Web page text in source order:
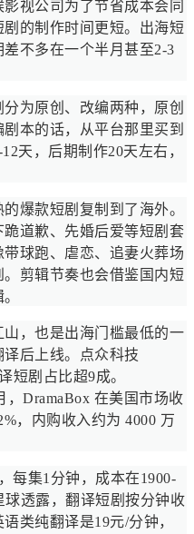
视公司为了节省成本会同
的制作时间更短。出海短
不多在一个半月甚至2-3
为原创、改编两种，原创
本的话，从平台那里买到
天，后期制作20天左右，
爆款短剧复制到了海外。
道歉、先婚后爱等短剧套
球跑、虐恋、追妻火葬场
剪辑节奏也会借鉴国内短
，也是出海门槛最低的一
后上线。点众科技
短剧占比超9成。
，DramaBox 在美国市场收
，内购收入约为 4000 万
每集1分钟，成本在1900-
球透露，翻译短剧按分钟收
类纯翻译是19元/分钟，